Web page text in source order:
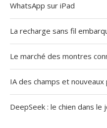
WhatsApp sur iPad
La recharge sans fil
Le marché des montres
IA des champs et nouveaux
DeepSeek : le chien dans le